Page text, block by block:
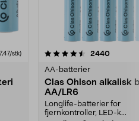
stk) 2440
AA-batterier
Clas Ohlson alkalisk
AA/LR6
Longlife-batterier for
fjernkontroller, LED-k...
4.5av 5 stjerner